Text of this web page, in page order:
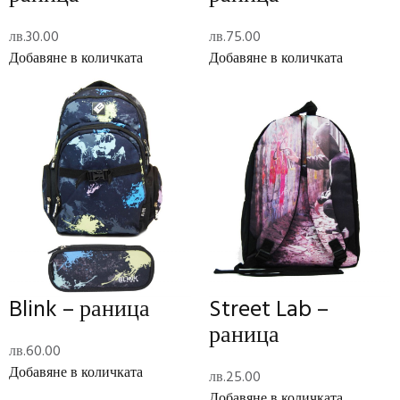
Description
Spiderman – раница
Допълнителна информация
0.22 кг
Размери28 × 23 × 8 см
Отзиви (0)
Reviews
There are no reviews yet.
Ученически пособия
лв.30.00
Добавяне в количката
лв.75.00
Добавяне в количката
Blink – раница
лв.60.00
Добавяне в количката
Street Lab –
раница
лв.25.00